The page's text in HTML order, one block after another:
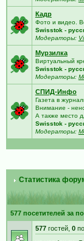
Кадр
Фото и видео.
Swisstok -
Модераторы:
Мурзилка
Виртуальный
Swisstok -
Модераторы:
СПИД-Инфо
Газета в
Внимание -
А также место
Swisstok -
Модераторы:
Статистика
577 посетителей за
577гостей, 0